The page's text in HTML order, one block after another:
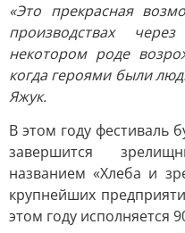
«Это прекрасная
производствах
некотором роде
когда героями были
Яжук.
В этом году фестиваль
завершится
названием «Хлеба и
крупнейших
этом году исполняется